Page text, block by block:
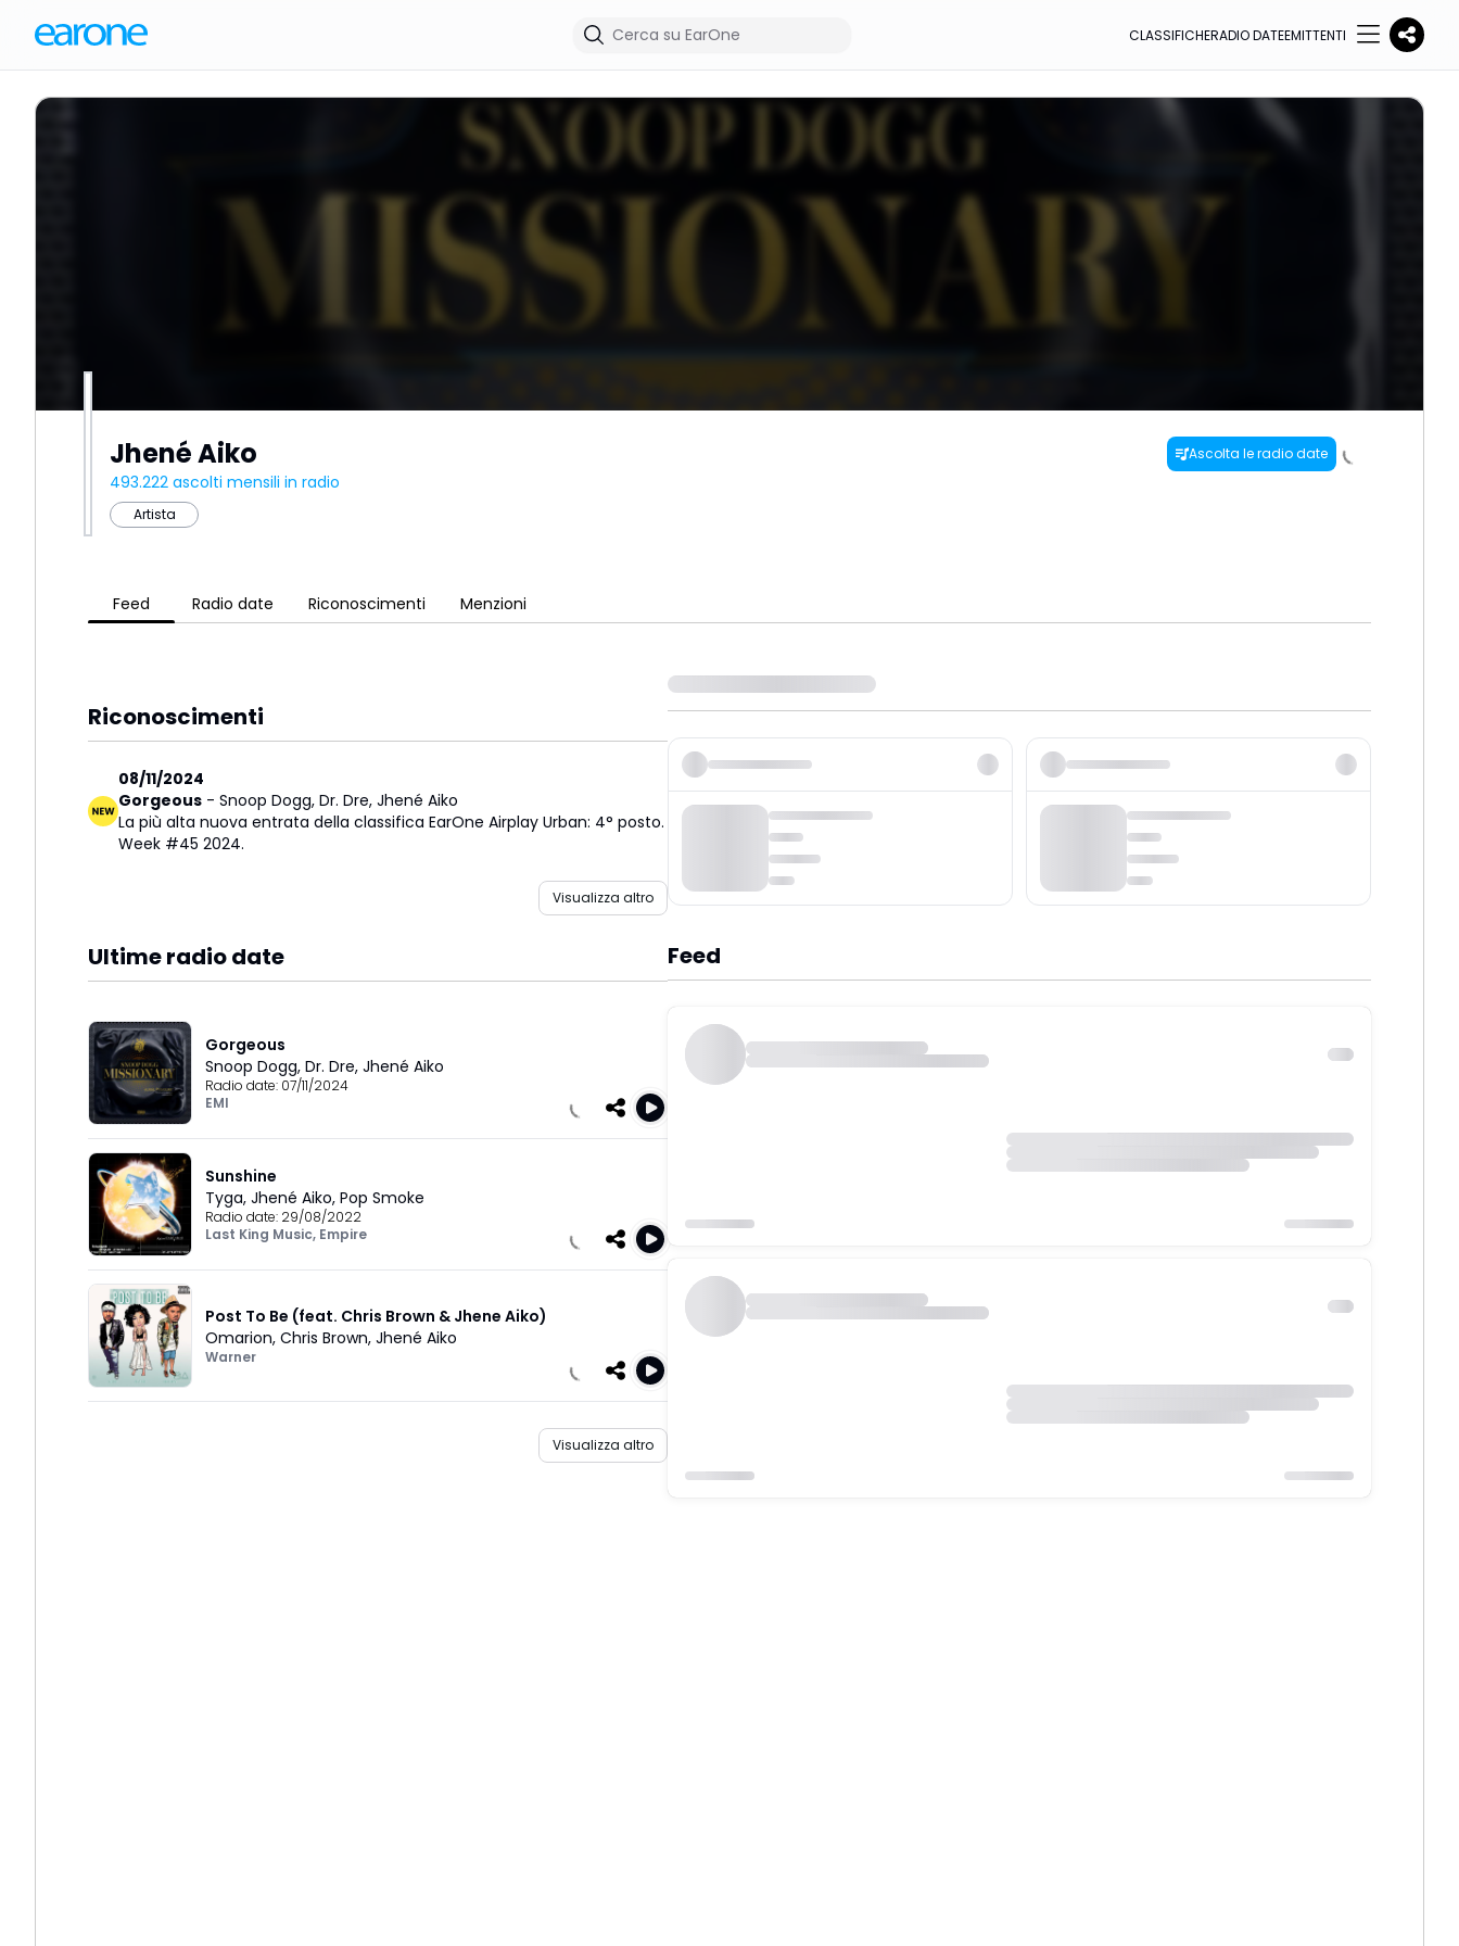
CLASSIFICHERADIO DATEEMITTENTI
Jhené Aiko Ascolta le radio date
493.222 ascolti mensili in radio
Artista
Feed Radio date Riconoscimenti Menzioni
Riconoscimenti
08/11/2024
Gorgeous - Snoop Dogg, Dr. Dre, Jhené Aiko
La più alta nuova entrata della classifica EarOne Airplay Urban: 4° posto.
Week #45 2024.
Visualizza altro
Ultime radio date
Gorgeous
Snoop Dogg, Dr. Dre, Jhené Aiko
Radio date: 07/11/2024
EMI
Sunshine
Tyga, Jhené Aiko, Pop Smoke
Radio date: 29/08/2022
Last King Music, Empire
Post To Be (feat. Chris Brown & Jhene Aiko)
Omarion, Chris Brown, Jhené Aiko
Warner
Visualizza altro
Feed